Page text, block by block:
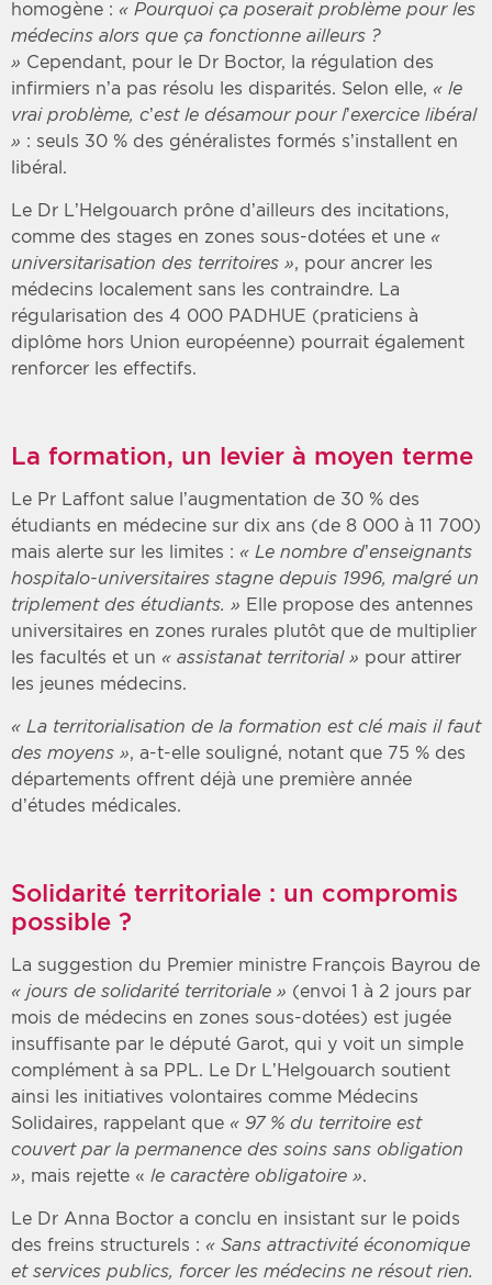
homogène : « Pourquoi ça poserait problème pour les
médecins alors que ça fonctionne ailleurs ?
» Cependant, pour le Dr Boctor, la régulation des
infirmiers n’a pas résolu les disparités. Selon elle, « le
vrai problème, c’est le désamour pour l’exercice libéral
» : seuls 30 % des généralistes formés s’installent en
libéral.
Le Dr L’Helgouarch prône d’ailleurs des incitations,
comme des stages en zones sous-dotées et une «
universitarisation des territoires », pour ancrer les
médecins localement sans les contraindre. La
régularisation des 4 000 PADHUE (praticiens à
diplôme hors Union européenne) pourrait également
renforcer les effectifs.
La formation, un levier à moyen terme
Le Pr Laffont salue l’augmentation de 30 % des
étudiants en médecine sur dix ans (de 8 000 à 11 700)
mais alerte sur les limites : « Le nombre d’enseignants
hospitalo-universitaires stagne depuis 1996, malgré un
triplement des étudiants. » Elle propose des antennes
universitaires en zones rurales plutôt que de multiplier
les facultés et un « assistanat territorial » pour attirer
les jeunes médecins.
« La territorialisation de la formation est clé mais il faut
des moyens », a-t-elle souligné, notant que 75 % des
départements offrent déjà une première année
d’études médicales.
Solidarité territoriale : un compromis
possible ?
La suggestion du Premier ministre François Bayrou de
« jours de solidarité territoriale » (envoi 1 à 2 jours par
mois de médecins en zones sous-dotées) est jugée
insuffisante par le député Garot, qui y voit un simple
complément à sa PPL. Le Dr L’Helgouarch soutient
ainsi les initiatives volontaires comme Médecins
Solidaires, rappelant que « 97 % du territoire est
couvert par la permanence des soins sans obligation
», mais rejette « le caractère obligatoire ».
Le Dr Anna Boctor a conclu en insistant sur le poids
des freins structurels : « Sans attractivité économique
et services publics, forcer les médecins ne résout rien.